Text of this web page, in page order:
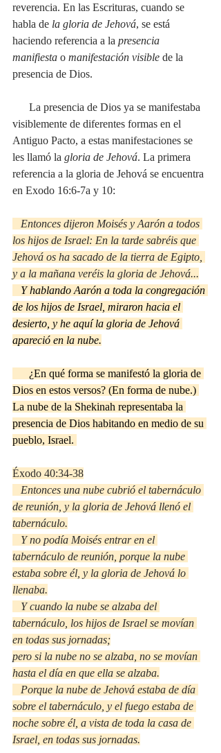
reverencia. En las Escrituras, cuando se
habla de la gloria de Jehová, se está
haciendo referencia a la presencia
manifiesta o manifestación visible de la
presencia de Dios.
visiblemente de diferentes formas en el
Antiguo Pacto, a estas manifestaciones se
les llamó la gloria de Jehová. La primera
referencia a la gloria de Jehová se encuentra
en Exodo 16:6-7a y 10:
los hijos de Israel: En la tarde sabréis que
Jehová os ha sacado de la tierra de Egipto,
y a la mañana veréis la gloria de Jehová...
Y hablando Aarón a toda la congregación
de los hijos de Israel, miraron hacia el
desierto, y he aquí la gloria de Jehová
apareció en la nube.
Dios en estos versos? (En forma de nube.)
La nube de la Shekinah representaba la
presencia de Dios habitando en medio de su
pueblo, Israel.
Éxodo 40:34-38
Entonces una nube cubrió el tabernáculo
de reunión, y la gloria de Jehová llenó el
tabernáculo.
tabernáculo de reunión, porque la nube
estaba sobre él, y la gloria de Jehová lo
llenaba.
tabernáculo, los hijos de Israel se movían
en todas sus jornadas;
pero si la nube no se alzaba, no se movían
hasta el día en que ella se alzaba.
sobre el tabernáculo, y el fuego estaba de
noche sobre él, a vista de toda la casa de
Israel, en todas sus jornadas.